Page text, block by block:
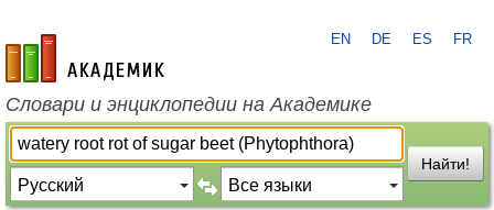
academic.ru
EN DE ES FR
Словари и энциклопедии на Академике
Найти!